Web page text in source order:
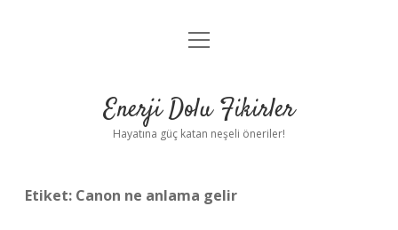
Anasayfa
Yasal Uyarı
menüyü
Enerji Dolu Fikirler
Hayatına güç katan neşeli öneriler!
Etiket: Canon ne anlama gelir